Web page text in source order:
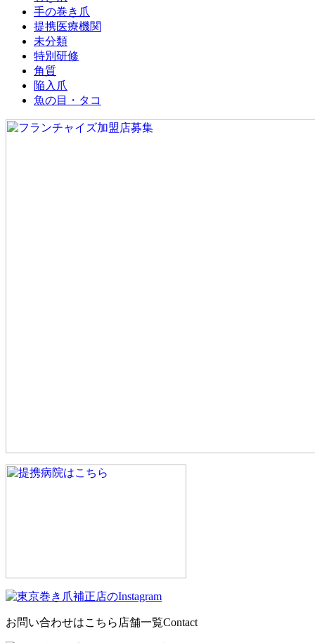
手の巻き爪
提携医療機関
未分類
特別研修
角質
陥入爪
魚の目・タコ
お問い合わせはこちら 店舗一覧Contact